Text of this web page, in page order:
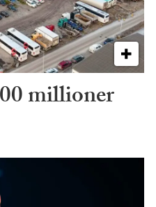
millioner